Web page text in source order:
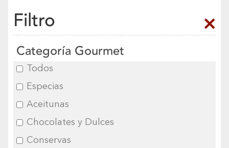
Filtro
Categoría Gourmet
Todos
Especias
Aceitunas
Chocolates y Dulces
Conservas